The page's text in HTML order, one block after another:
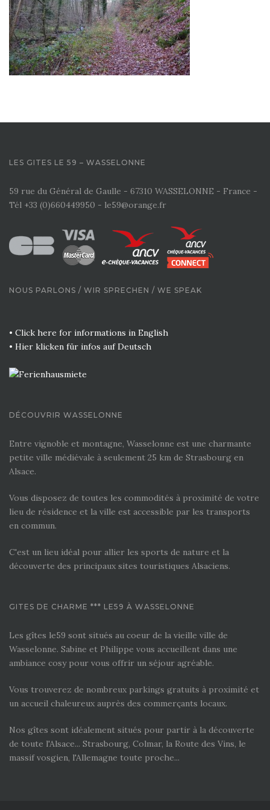
LES GITES LE 59 – WASSELONNE
59 rue du Général de Gaulle - 67310 WASSELONNE - France -
Tél +33 (0)660449950 - le59@orange.fr
NOUS PARLONS / WIR SPRECHEN / WE SPEAK
• Click here for informations in English
• Hier klicken für infos auf Deutsch
DÉCOUVRIR WASSELONNE
Entre vignoble et montagne, Wasselonne est une charmante
petite ville médiévale à seulement 25 km de Strasbourg en
Alsace.
Vous disposez de toutes les commodités à proximité de votre
lieu de résidence et la ville est accessible par les transports
en commun.
C'est un lieu idéal pour allier les sports de nature et la
découverte des principaux sites touristiques Alsaciens.
GITES DE CHARME *** LE59 À WASSELONNE
Les gîtes le59 sont situés au coeur de la vieille ville de
Wasselonne. Sabine et Philippe vous accueillent dans une
ambiance cosy pour vous offrir un séjour agréable.
Vous trouverez de nombreux parkings gratuits à proximité et
un accueil chaleureux auprès des commerçants locaux.
Nos gîtes sont idéalement situés pour partir à la découverte
de toute l'Alsace... Strasbourg, Colmar, la Route des Vins, le
massif vosgien, l'Allemagne toute proche...